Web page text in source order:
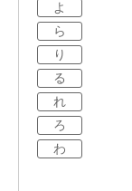
よ
ら
り
る
れ
ろ
わ